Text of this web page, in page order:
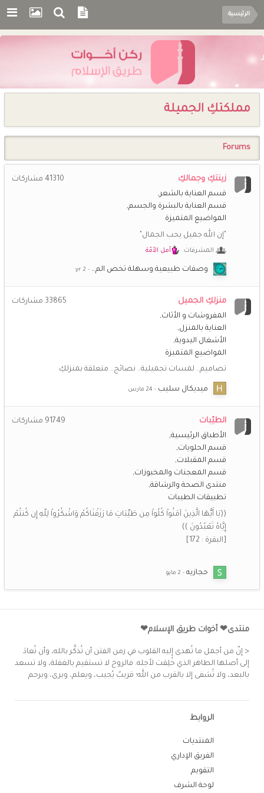
الرئيسية
مملكتكِ الجميلة
Forums
زينتكِ وجمالكِ
قسم العناية بالشعر
قسم العناية بالبشرة والجسم
المواضيع المتميزة
"إن الله جميل يحب الجمال"
المشرفات: أمل الأمّة
41310 مشاركات
وصفات طبيعية وسهلة تخص الم…
منزلكِ الجميل
المفروشات و الأثاث
العناية بالمنزل
الأشغال اليدوية
المواضيع المتميزة
تصاميم.. لمسات تجميلية.. نصائح.. متعلقة بمنزلكِ
33865 مشاركات
ميديكال سليب
الطيّبات
الأطباق الرئيسية
قسم الحلويات
قسم المقبلات
قسم المعجنات والمخبوزات
منتدى الصحة والرشاقة
تطبيقات الطيبات
((يَا أَيُّهَا الَّذِينَ آمَنُواْ كُلُواْ مِن طَيِّبَاتِ مَا رَزَقْنَاكُمْ وَاشْكُرُواْ لِلّهِ إِن كُنتُمْ
إِيَّاهُ تَعْبُدُونَ ))
[البقرة : 172]
91749 مشاركات
حجازيه
منتدى❤ أخوات طريق الإسلام❤
< إنّ من أجمل ما تُهدى إليه القلوب في زمن الفتن أن تُذكَّر بالله، وأن تُعادَ
إلى أصلها الطاهر الذي خُلِقت لأجله. فالروح لا تستقيم بالغفلة، ولا تسعد
بالبعد، ولا تُشفى إلا بالقرب من الله؛ قريبٌ يُجيب، ويعلم، ويرى، ويرحم
الروابط
المنتديات
الفريق الإداري
التقويم
لوحة الشرف